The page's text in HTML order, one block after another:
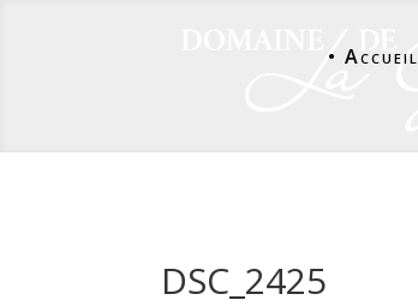
• Accueil
DSC_2425